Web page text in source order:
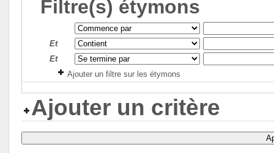
Filtre(s) étymons
Et
Et
Ajouter un filtre sur les étymons
Ajouter un critère